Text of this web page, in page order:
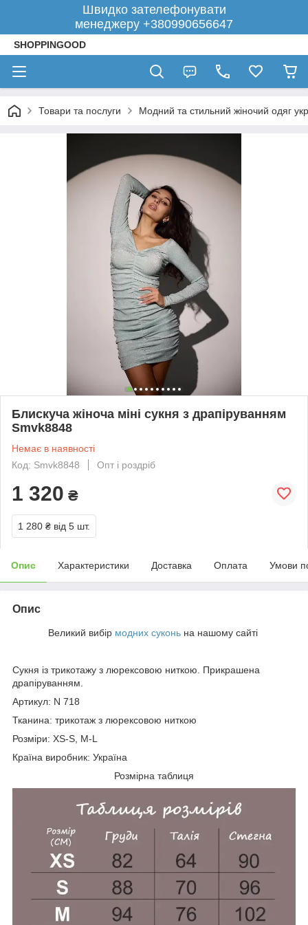
Швидко зателефонувати
менеджеру +380990656647
SHOPPINGOOD
Товари та послуги Модний та стильний жіночий одяг
Блискуча жіноча міні сукня з драпіруванням
Smvk8848
Немає в наявності
Код: Smvk8848
Опт і роздріб
1 320 ₴
1 280 ₴ від 5 шт.
Опис Характеристики Доставка Оплата Умови
Опис
Великий вибір модних суконьна нашому сайті
Сукня із трикотажу з люрексовою ниткою. Прикрашена
драпіруванням.
Артикул: N 718
Тканина: трикотаж з люрексовою ниткою
Розміри: ХS-S, M-L
Країна виробник: Україна
Розмірна таблиця